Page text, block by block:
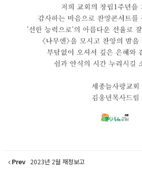
Prev 2023년 2월 재정보고